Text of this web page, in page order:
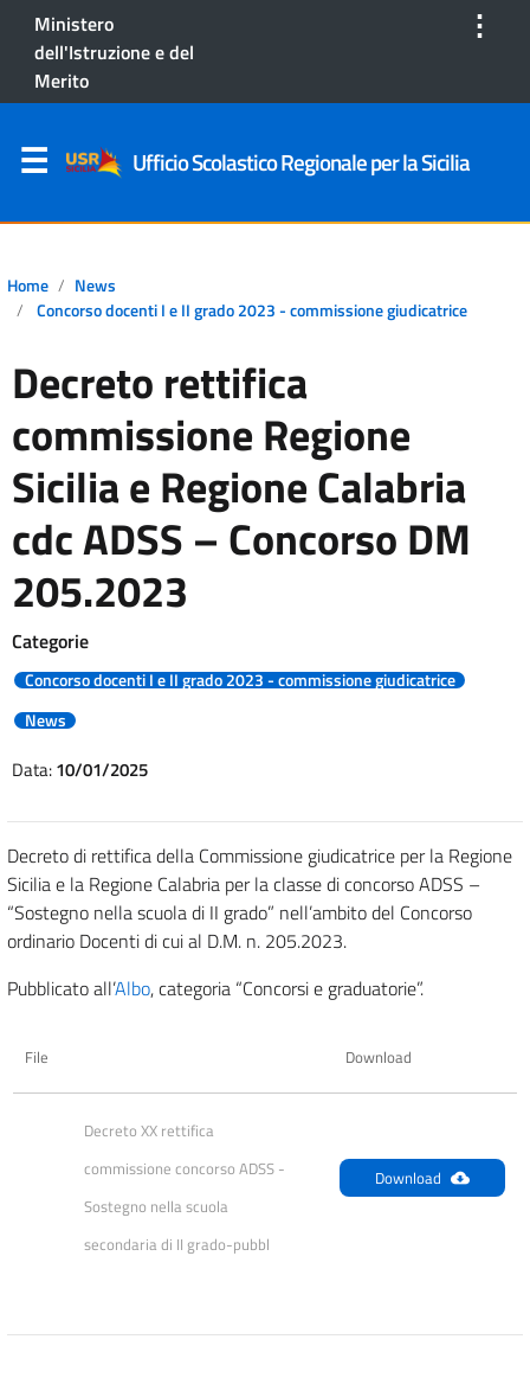
Ministero
dell'Istruzione e del
Merito
⋮
Ufficio Scolastico Regionale per la Sicilia
Home
News
Concorso docenti I e II grado 2023 - commissione giudicatrice
Decreto rettifica
commissione Regione
Sicilia e Regione Calabria
cdc ADSS – Concorso DM
205.2023
Categorie
Concorso docenti I e II grado 2023 - commissione giudicatrice
News
Data:10/01/2025
Decreto di rettifica della Commissione giudicatrice per la Regione
Sicilia e la Regione Calabria per la classe di concorso ADSS –
“Sostegno nella scuola di II grado” nell’ambito del Concorso
ordinario Docenti di cui al D.M. n. 205.2023.
Pubblicato all’Albo, categoria “Concorsi e graduatorie”.
File Download
Decreto XX rettifica
commissione concorso ADSS -
Sostegno nella scuola
secondaria di II grado-pubbl
Download